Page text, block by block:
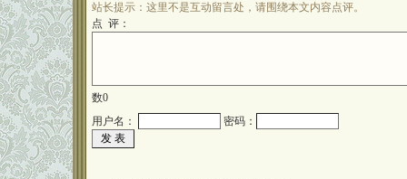
站长提示：这里不是互动留言处，请围绕本文内容点评。
点 评：
数0
用户名：
密码：